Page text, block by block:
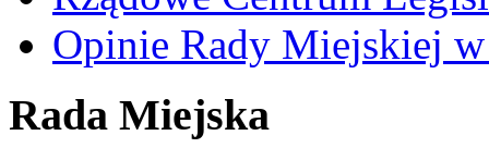
Opinie Rady Miejskiej w
Rada Miejska